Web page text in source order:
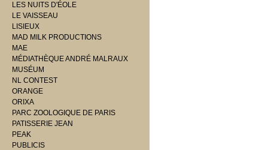
LES NUITS D'ÉOLE
LE VAISSEAU
LISIEUX
MAD MILK PRODUCTIONS
MAE
MÉDIATHÈQUE ANDRÉ MALRAUX
MUSÉUM
NL CONTEST
ORANGE
ORIXA
PARC ZOOLOGIQUE DE PARIS
PATISSERIE JEAN
PEAK
PUBLICIS